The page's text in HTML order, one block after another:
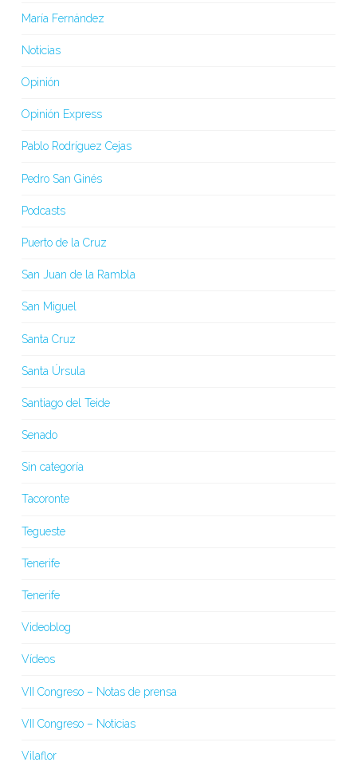
María Fernández
Noticias
Opinión
Opinión Express
Pablo Rodríguez Cejas
Pedro San Ginés
Podcasts
Puerto de la Cruz
San Juan de la Rambla
San Miguel
Santa Cruz
Santa Úrsula
Santiago del Teide
Senado
Sin categoría
Tacoronte
Tegueste
Tenerife
Tenerife
Videoblog
Vídeos
VII Congreso – Notas de prensa
VII Congreso – Noticias
Vilaflor